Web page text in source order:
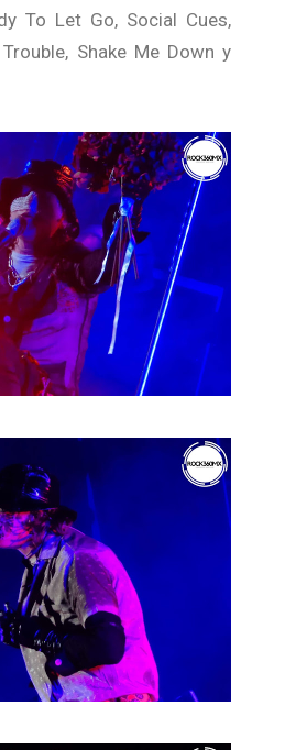
To Let Go, Social Cues,
Shake Me Down y